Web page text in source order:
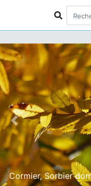
Cormier, Sorbier
Previous